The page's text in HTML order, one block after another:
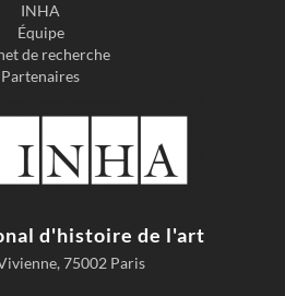
INHA
Équipe
de recherche
Partenaires
d'histoire de l'art
75002 Paris